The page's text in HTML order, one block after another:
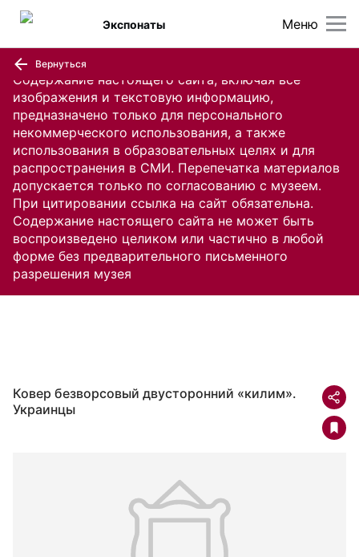
Содержание настоящего сайта, включая все
изображения и текстовую информацию,
предназначено только для персонального
некоммерческого использования, а также
использования в образовательных целях и для
распространения в СМИ. Перепечатка материалов
допускается только по согласованию с музеем.
При цитировании ссылка на сайт обязательна.
Содержание настоящего сайта не может быть
воспроизведено целиком или частично в любой
форме без предварительного письменного
разрешения музея
Меню
Экспонаты
Вернуться
Ковер безворсовый двусторонний «килим».
Украинцы